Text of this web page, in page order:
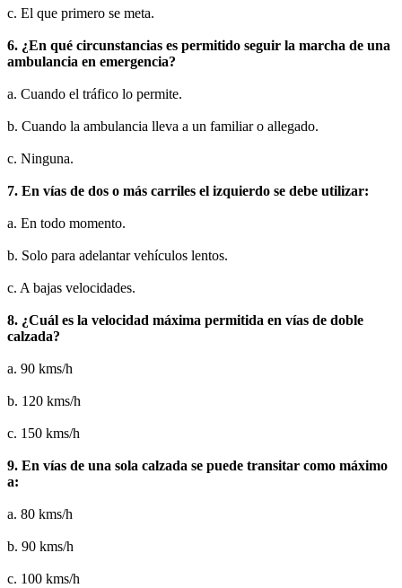
c. El que primero se meta.
6. ¿En qué circunstancias es permitido seguir la marcha de una
ambulancia en emergencia?
a. Cuando el tráfico lo permite.
b. Cuando la ambulancia lleva a un familiar o allegado.
c. Ninguna.
7. En vías de dos o más carriles el izquierdo se debe utilizar:
a. En todo momento.
b. Solo para adelantar vehículos lentos.
c. A bajas velocidades.
8. ¿Cuál es la velocidad máxima permitida en vías de doble
calzada?
a. 90 kms/h
b. 120 kms/h
c. 150 kms/h
9. En vías de una sola calzada se puede transitar como máximo
a:
a. 80 kms/h
b. 90 kms/h
c. 100 kms/h